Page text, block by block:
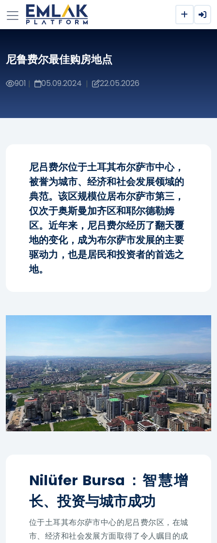
尼鲁费尔最佳购房地点
901 | 05.09.2024 | 22.05.2026
尼吕费尔位于土耳其布尔萨市中心，
被誉为城市、经济和社会发展领域的
典范。该区规模位居布尔萨市第三，
仅次于奥斯曼加齐区和耶尔德勒姆
区。近年来，尼吕费尔经历了翻天覆
地的变化，成为布尔萨市发展的主要
驱动力，也是居民和投资者的首选之
地。
Nilüfer Bursa：智慧增
长、投资与城市成功
位于土耳其布尔萨市中心的尼吕费尔区，在城
市、经济和社会发展方面取得了令人瞩目的成